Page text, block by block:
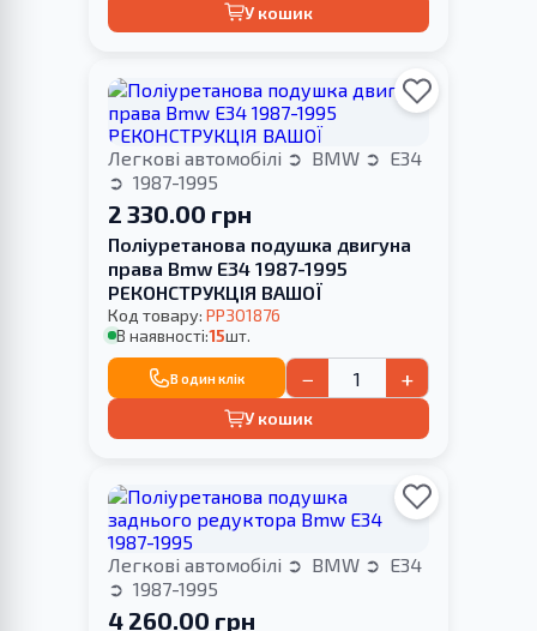
У кошик
Легкові автомобілі BMW
E34
1987-1995
2 330.00 грн
Поліуретанова подушка двигуна
права Bmw E34 1987-1995
РЕКОНСТРУКЦІЯ ВАШОЇ
Код товару: PP301876
В наявності:15шт.
В один клік − +
У кошик
Легкові автомобілі BMW
E34
1987-1995
4 260.00 грн